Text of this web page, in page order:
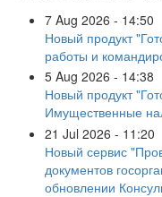
7 Aug 2026 - 14:50
Новый продукт
работы и
5 Aug 2026 - 14:38
Новый продукт
Имущественные
21 Jul 2026 - 11:20
Новый сервис
документов
обновлении